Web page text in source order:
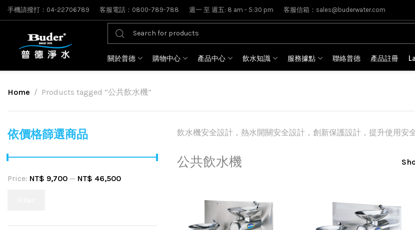
手機請撥打：04-22706789 客服電話：0800-789-788 週一 至 週五: 8 am - 5:30 pm 客服信箱：sales@buderwater.com
關於普德 購物中心 產品中心 飲水知識 服務據點 聯絡普德 產品註冊
Home Products tagged “公共飲水機”
依價格篩選商品
Price: NT$ 9,700 — NT$ 46,500
飲水機安全設計，熱水開關安全設計，創新保護設計，提升使用安
公共飲水機